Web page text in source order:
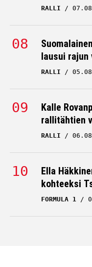
RALLI
lausui rajun
RALLI
Kalle
rallitähtien
RALLI
Ella
kohteeksi
FORMULA 1